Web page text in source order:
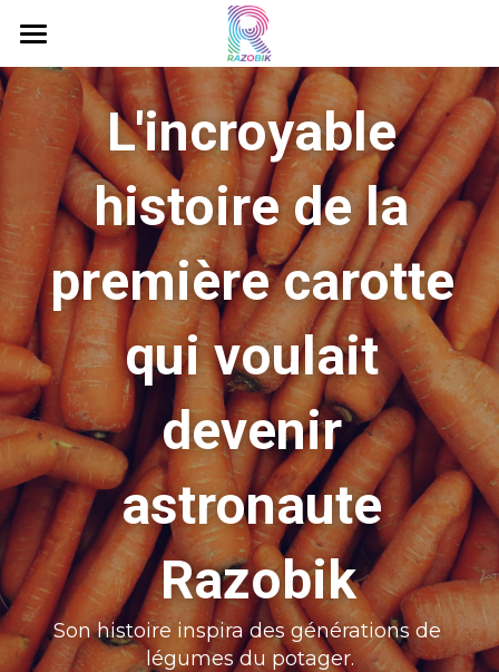
Accueil
C'est quoi le Razobik ?
Livres Razobik
Razobik Music
Eau Minérale
Gorillox
Projets
Contact
L'incroyable
histoire de la
première carotte
qui voulait
devenir
astronaute
Razobik
Son histoire inspira des générations de
légumes du potager.